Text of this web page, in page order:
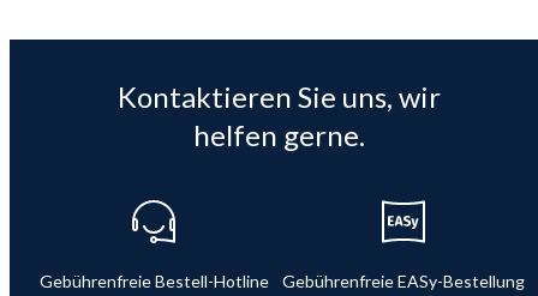
Kontaktieren Sie uns, wir
helfen gerne.
Gebührenfreie Bestell-Hotline Gebührenfreie EASy-Bestellung